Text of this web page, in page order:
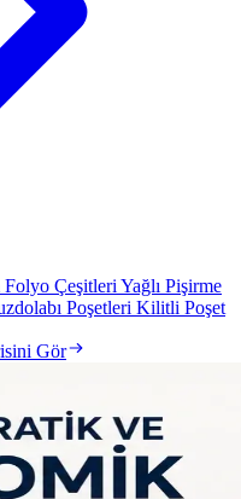
Çeşitleri Yağlı Pişirme
Poşetleri Kilitli Poşet
Gör